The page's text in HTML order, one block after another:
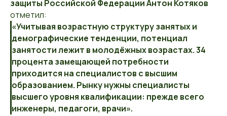
защиты Российской Федерации Антон Котяков
отметил:
«Учитывая возрастную структуру занятых и
демографические тенденции, потенциал
занятости лежит в молодёжных возрастах. 34
процента замещающей потребности
приходится на специалистов с высшим
образованием. Рынку нужны специалисты
высшего уровня квалификации: прежде всего
инженеры, педагоги, врачи».